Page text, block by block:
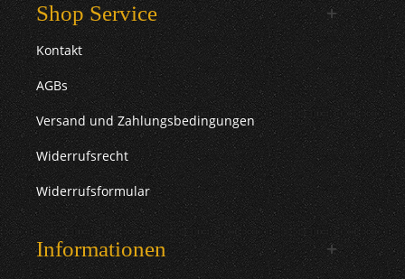
Shop Service
Kontakt
AGBs
Versand und Zahlungsbedingungen
Widerrufsrecht
Widerrufsformular
Informationen